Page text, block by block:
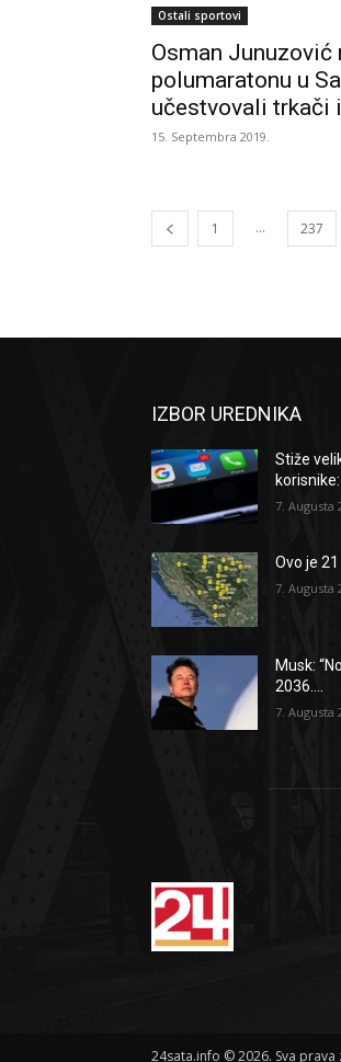
Ostali sportovi
Osman Junuzović
polumaratonu u
učestvovali trkači
15. Septembra 2019.
1 ... 237
IZBOR UREDNIKA
Stiže
korisnike:
7. Augusta
Ovo je 21
7. Augusta
Musk:
2036....
7. Augusta
24sata.info © 2026. Sva prava